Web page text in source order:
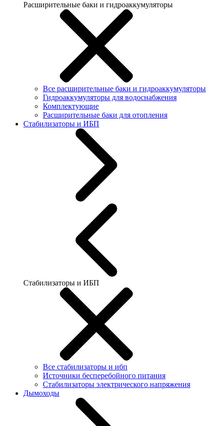
Расширительные баки и гидроаккумуляторы
Все расширительные баки и гидроаккумуляторы
Гидроаккумуляторы для водоснабжения
Комплектующие
Расширительные баки для отопления
Стабилизаторы и ИБП
Стабилизаторы и ИБП
Все стабилизаторы и ибп
Источники бесперебойного питания
Стабилизаторы электрического напряжения
Дымоходы